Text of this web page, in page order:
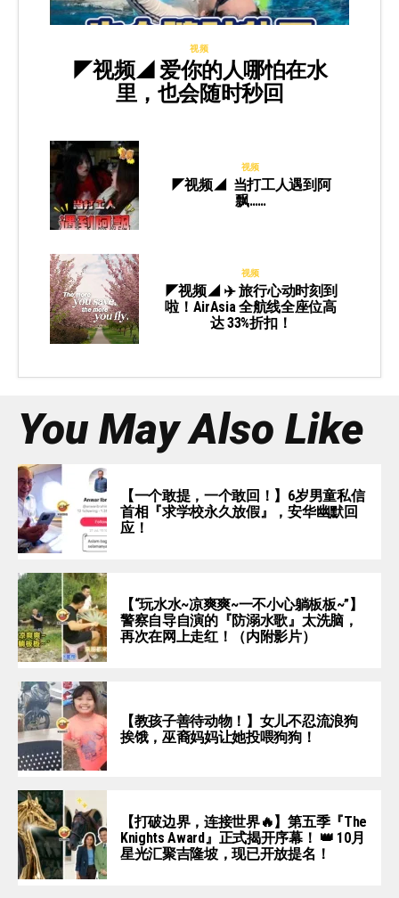
视频
◤视频◢ 爱你的人哪怕在水
里，也会随时秒回
视频
◤视频◢ 当打工人遇到阿
飘……
视频
◤视频◢ ✈️ 旅行心动时刻到
啦！AirAsia 全航线全座位高
达 33%折扣！
You May Also Like
【一个敢提，一个敢回！】6岁男童私信
首相『求学校永久放假』，安华幽默回
应！
【“玩水水~凉爽爽~一不小心躺板板~”】
警察自导自演的『防溺水歌』太洗脑，
再次在网上走红！（内附影片）
【教孩子善待动物！】女儿不忍流浪狗
挨饿，巫裔妈妈让她投喂狗狗！
【打破边界，连接世界🔥】第五季『The
Knights Award』正式揭开序幕！ 👑 10月
星光汇聚吉隆坡，现已开放提名！